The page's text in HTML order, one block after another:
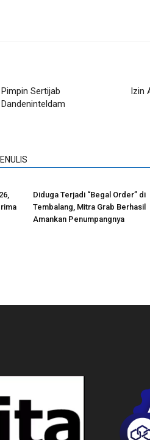
Sertijab
Izin
Diduga Terjadi “Begal Order” di
Tembalang, Mitra Grab Berhasil
Amankan Penumpangnya